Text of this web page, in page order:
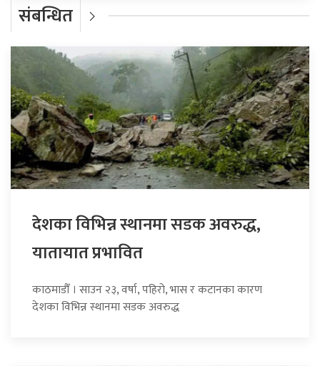
संबन्धित
देशका विभिन्न स्थानमा सडक अवरुद्ध,
यातायात प्रभावित
काठमाडौँ । साउन २३, वर्षा, पहिरो, भास र कटानका कारण
देशका विभिन्न स्थानमा सडक अवरुद्ध